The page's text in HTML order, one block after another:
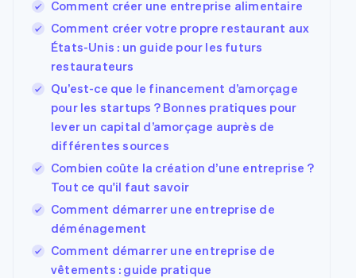
Comment créer une entreprise alimentaire
Comment créer votre propre restaurant aux
États-Unis : un guide pour les futurs
restaurateurs
Qu’est-ce que le financement d’amorçage
pour les startups ? Bonnes pratiques pour
lever un capital d’amorçage auprès de
différentes sources
Combien coûte la création d’une entreprise ?
Tout ce qu'il faut savoir
Comment démarrer une entreprise de
déménagement
Comment démarrer une entreprise de
vêtements : guide pratique